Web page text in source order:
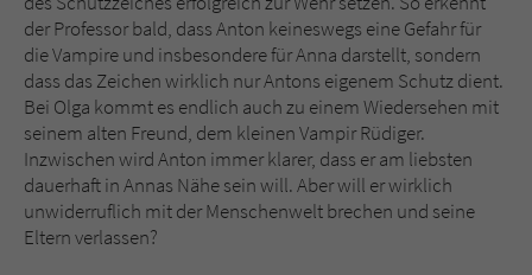
der Professor bald, dass Anton keineswegs eine Gefahr für
die Vampire und insbesondere für Anna darstellt, sondern
dass das Zeichen wirklich nur Antons eigenem Schutz dient.
Bei Olga kommt es endlich auch zu einem Wiedersehen mit
seinem alten Freund, dem kleinen Vampir Rüdiger.
Inzwischen wird Anton immer klarer, dass er am liebsten
dauerhaft in Annas Nähe sein will. Aber will er wirklich
unwiderruflich mit der Menschenwelt brechen und seine
Eltern verlassen?